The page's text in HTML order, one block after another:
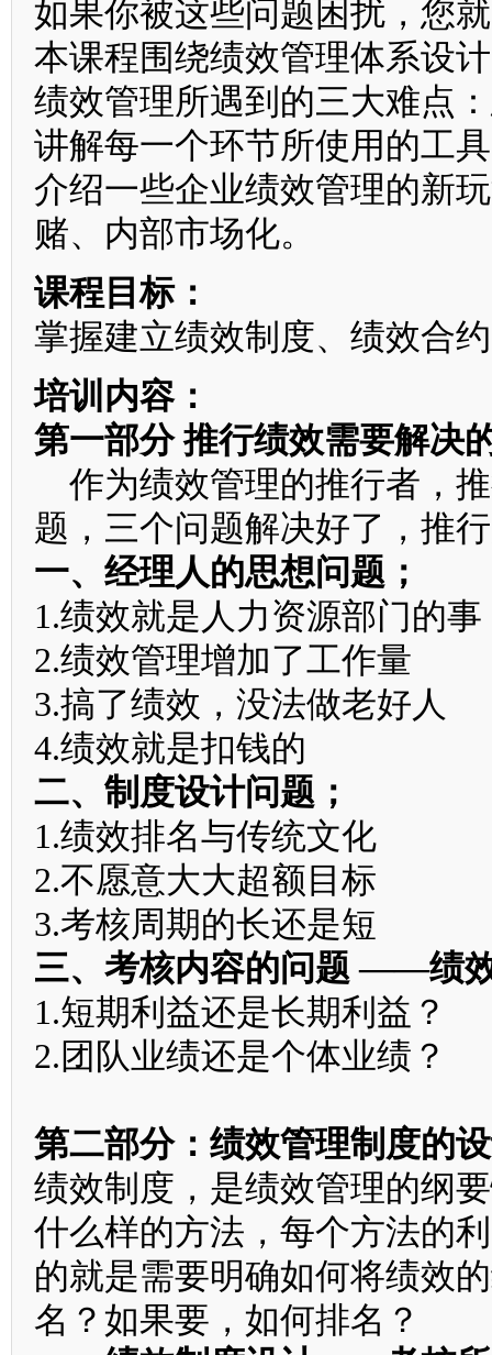
如果你被这些问题困扰，您
本课程围绕绩效管理体系设
绩效管理所遇到的三大难点
讲解每一个环节所使用的工
介绍一些企业绩效管理的新
赌、内部市场化。
课程目标：
掌握建立绩效制度、绩效合
培训内容：
第一部分 推行绩效需要解决
作为绩效管理的推行者，
题，三个问题解决好了，推
一、经理人的思想问题；
1.绩效就是人力资源部门的事
2.绩效管理增加了工作量
3.搞了绩效，没法做老好人
4.绩效就是扣钱的
二、制度设计问题；
1.绩效排名与传统文化
2.不愿意大大超额目标
3.考核周期的长还是短
三、考核内容的问题 ——绩
1.短期利益还是长期利益？
2.团队业绩还是个体业绩？
第二部分：绩效管理制度的
绩效制度，是绩效管理的纲
什么样的方法，每个方法的
的就是需要明确如何将绩效
名？如果要，如何排名？